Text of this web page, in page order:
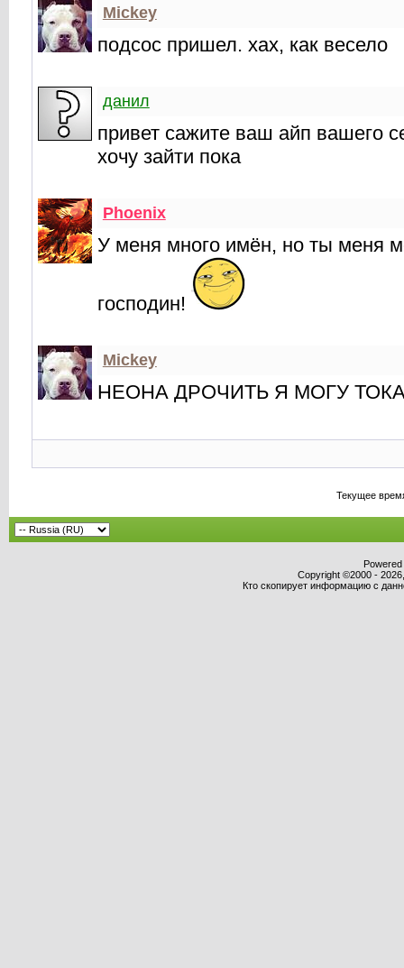
Mickey
подсос пришел. хах, как весело
данил
привет сажите ваш айп вашего
хочу зайти пока
Phoenix
У меня много имён, но ты меня
господин!
Mickey
НЕОНА ДРОЧИТЬ Я МОГУ
Текущее
Copyright ©2000 -
Кто скопирует информацию с